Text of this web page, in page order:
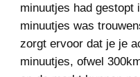
minuutjes had gestopt
minuutjes was
zorgt ervoor dat je je
minuutjes, ofwel